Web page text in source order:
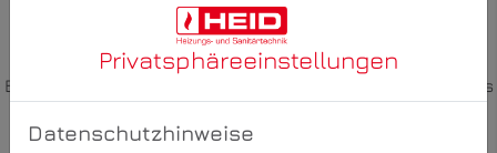
Bitte das
, um die für dieses
Element notwendigen Cookies zu akzeptieren.
Privatsphäre­einstellungen
Datenschutzhinweise